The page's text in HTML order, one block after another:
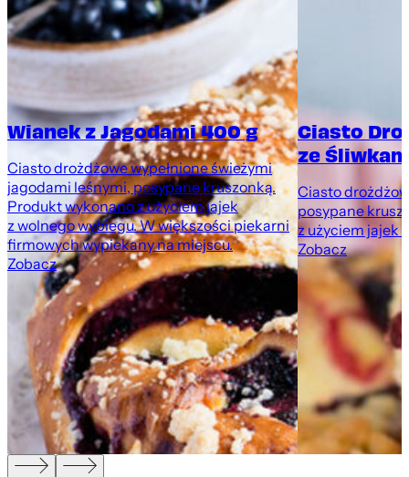
Wianek z Jagodami 400 g
Ciasto drożdżowe wypełnione świeżymi
jagodami leśnymi, posypane kruszonką.
Produkt wykonano z użyciem jajek
z wolnego wybiegu. W większości piekarni
firmowych wypiekany na miejscu.
Zobacz
Ciasto
ze
Ciasto
posypane
z użyciem jajek
Zobacz